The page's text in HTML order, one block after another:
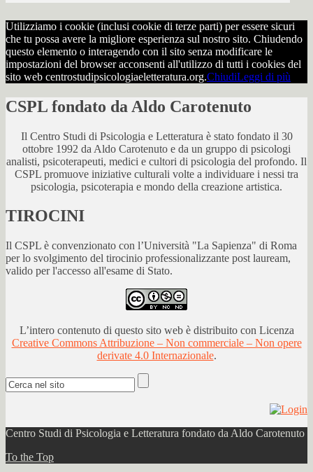
Utilizziamo i cookie (inclusi cookie di terze parti) per essere sicuri
che tu possa avere la migliore esperienza sul nostro sito. Chiudendo
questo elemento o interagendo con il sito senza modificare le
impostazioni del browser acconsenti all'utilizzo di tutti i cookies del
sito web centrostudipsicologiaeletteratura.org.ChiudiLeggi di più
CSPL fondato da Aldo Carotenuto
Il Centro Studi di Psicologia e Letteratura è stato fondato il 30
ottobre 1992 da Aldo Carotenuto e da un gruppo di psicologi
analisti, psicoterapeuti, medici e cultori di psicologia del profondo. Il
CSPL promuove iniziative culturali volte a individuare i nessi tra
psicologia, psicoterapia e mondo della creazione artistica.
TIROCINI
Il CSPL è convenzionato con l’Università "La Sapienza" di Roma
per lo svolgimento del tirocinio professionalizzante post lauream,
valido per l'accesso all'esame di Stato.
L’intero contenuto di questo sito web è distribuito con Licenza
Creative Commons Attribuzione – Non commerciale – Non opere
derivate 4.0 Internazionale.
Centro Studi di Psicologia e Letteratura fondato da Aldo Carotenuto
To the Top